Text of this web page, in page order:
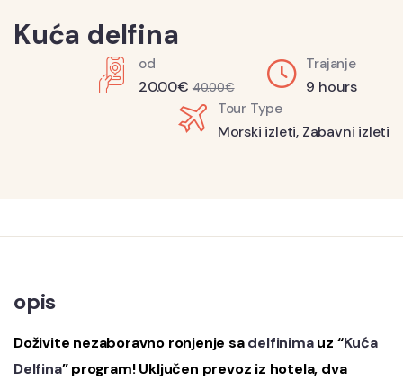
Kuća delfina
od
20.00€ 40.00€
Trajanje
9 hours
Tour Type
Morski izleti, Zabavni izleti
opis
Doživite nezaboravno ronjenje sadelfinimauz “Kuća
Delfina” program! Uključen prevoz iz hotela, dva